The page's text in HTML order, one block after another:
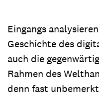
Eingangs
Geschichte des
auch die
Rahmen des
denn fast